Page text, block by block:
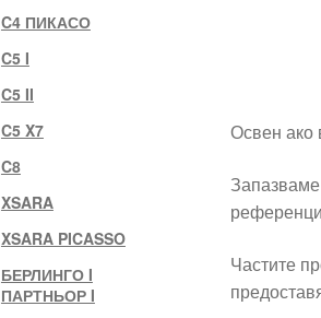
Освен ако
Частите
C4 ПИКАСО
C5 I
C5 II
C5 X7
C8
XSARA
XSARA PICASSO
БЕРЛИНГО I
ПАРТНЬОР I